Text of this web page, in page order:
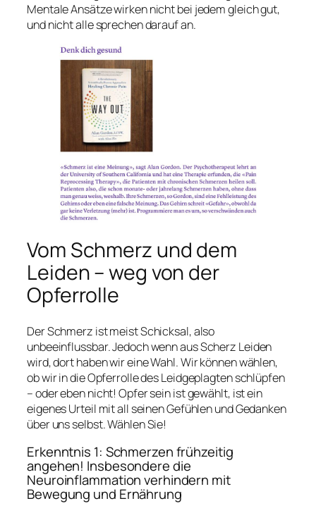
Mentale Ansätze wirken nicht bei jedem gleich gut,
und nicht alle sprechen darauf an.
Vom Schmerz und dem
Leiden – weg von der
Opferrolle
Der Schmerz ist meist Schicksal, also
unbeeinflussbar. Jedoch wenn aus Scherz Leiden
wird, dort haben wir eine Wahl. Wir können wählen,
ob wir in die Opferrolle des Leidgeplagten schlüpfen
– oder eben nicht! Opfer sein ist gewählt, ist ein
eigenes Urteil mit all seinen Gefühlen und Gedanken
über uns selbst. Wählen Sie!
Erkenntnis 1: Schmerzen frühzeitig
angehen! Insbesondere die
Neuroinflammation verhindern mit
Bewegung und Ernährung